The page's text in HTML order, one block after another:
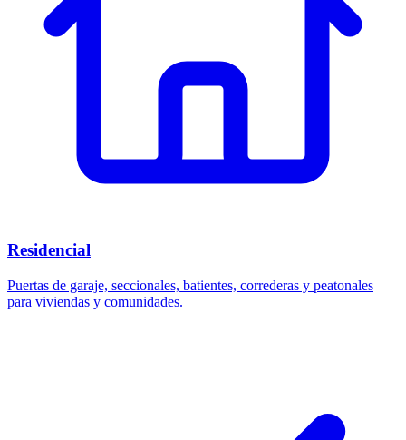
Residencial
Puertas de garaje, seccionales, batientes, correderas y peatonales
para viviendas y comunidades.